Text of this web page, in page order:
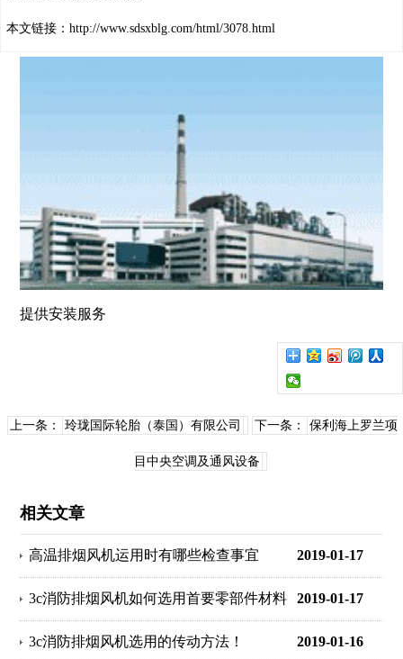
本文链接： http://www.sdsxblg.com/html/3078.html
提供安装服务
上一条： 玲珑国际轮胎（泰国）有限公司 下一条： 保利海上罗兰项
目中央空调及通风设备
相关文章
2019-01-17
高温排烟风机运用时有哪些检查事宜
2019-01-17
3c消防排烟风机如何选用首要零部件材料
2019-01-16
3c消防排烟风机选用的传动方法！